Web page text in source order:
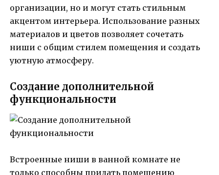
организации, но и могут стать стильным
акцентом интерьера. Использование разных
материалов и цветов позволяет сочетать
ниши с общим стилем помещения и создать
уютную атмосферу.
Создание дополнительной
функциональности
Встроенные ниши в ванной комнате не
только способны придать помещению